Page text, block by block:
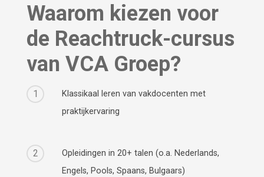
Waarom kiezen voor
de Reachtruck-cursus
van VCA Groep?
1
Klassikaal leren van vakdocenten met
praktijkervaring
2
Opleidingen in 20+ talen (o.a. Nederlands,
Engels, Pools, Spaans, Bulgaars)